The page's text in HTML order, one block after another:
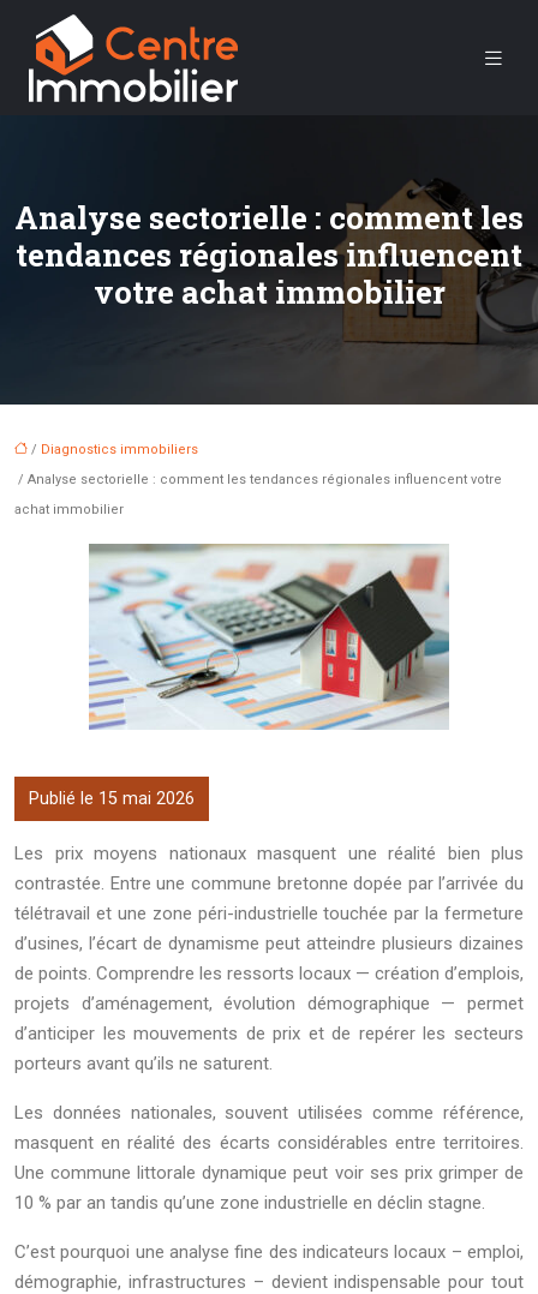
Analyse sectorielle : comment les
tendances régionales influencent
votre achat immobilier
/ Diagnostics immobiliers
/ Analyse sectorielle : comment les tendances régionales influencent votre
achat immobilier
Publié le 15 mai 2026
Les prix moyens nationaux masquent une réalité bien plus
contrastée. Entre une commune bretonne dopée par l’arrivée du
télétravail et une zone péri-industrielle touchée par la fermeture
d’usines, l’écart de dynamisme peut atteindre plusieurs dizaines
de points. Comprendre les ressorts locaux — création d’emplois,
projets d’aménagement, évolution démographique — permet
d’anticiper les mouvements de prix et de repérer les secteurs
porteurs avant qu’ils ne saturent.
Les données nationales, souvent utilisées comme référence,
masquent en réalité des écarts considérables entre territoires.
Une commune littorale dynamique peut voir ses prix grimper de
10 % par an tandis qu’une zone industrielle en déclin stagne.
C’est pourquoi une analyse fine des indicateurs locaux – emploi,
démographie, infrastructures – devient indispensable pour tout